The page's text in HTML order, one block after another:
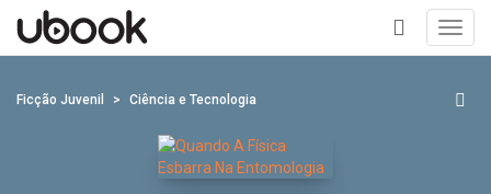
+
Ficção Juvenil Ciência e Tecnologia